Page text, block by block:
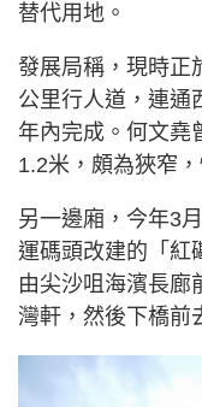
替代用地。
發展局稱，現時正
公里行人道，連通
年內完成。何文堯
1.2米，頗為狹窄
另一邊廂，今年3
運碼頭改建的「紅
由尖沙咀海濱長廊
灣軒，然後下橋前